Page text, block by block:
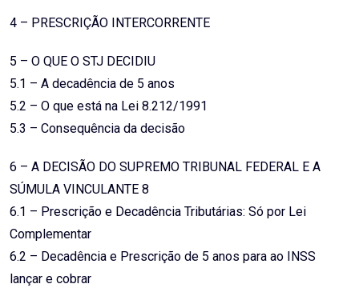
4 – PRESCRIÇÃO INTERCORRENTE
5 – O QUE O STJ DECIDIU
5.1 – A decadência de 5 anos
5.2 – O que está na Lei 8.212/1991
5.3 – Consequência da decisão
6 – A DECISÃO DO SUPREMO TRIBUNAL FEDERAL E A
SÚMULA VINCULANTE 8
6.1 – Prescrição e Decadência Tributárias: Só por Lei
Complementar
6.2 – Decadência e Prescrição de 5 anos para ao INSS
lançar e cobrar